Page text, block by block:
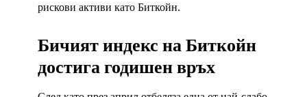
рискови активи като Биткойн.
Бичият индекс на Биткойн
достига годишен връх